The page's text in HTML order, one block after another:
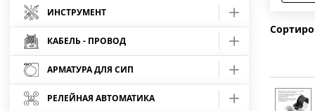
Умные розетки
Умные лампы
Умные камеры
Умные светодиодные ленты
ИНСТРУМЕНТ
Средства защиты
Отвертки
Отвертки Master
Инструмент шарнирно-губцевый
КАБЕЛЬ - ПРОВОД
Кабель АВБбШв
Кабель АВВГ
АРМАТУРА ДЛЯ СИП
Арматура для монтажа СИП
РЕЛЕЙНАЯ АВТОМАТИКА